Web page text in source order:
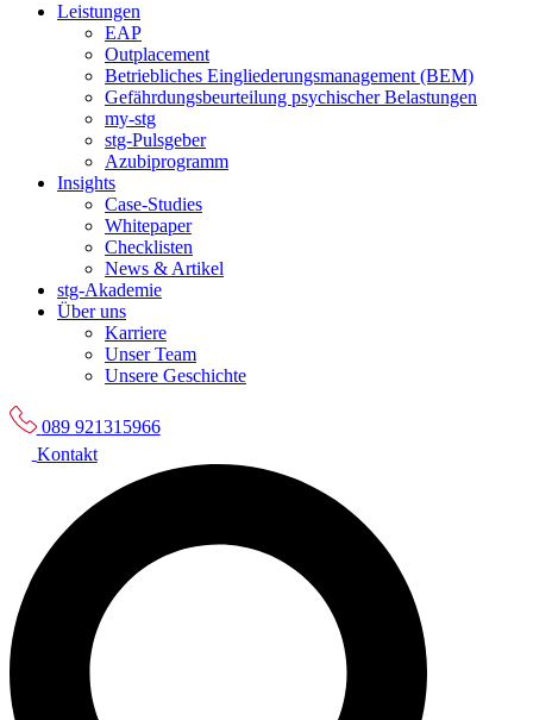
Leistungen
EAP
Outplacement
Betriebliches Eingliederungsmanagement (BEM)
Gefährdungsbeurteilung psychischer Belastungen
my-stg
stg-Pulsgeber
Azubiprogramm
Insights
Case-Studies
Whitepaper
Checklisten
News & Artikel
stg-Akademie
Über uns
Karriere
Unser Team
Unsere Geschichte
089 921315966
Kontakt